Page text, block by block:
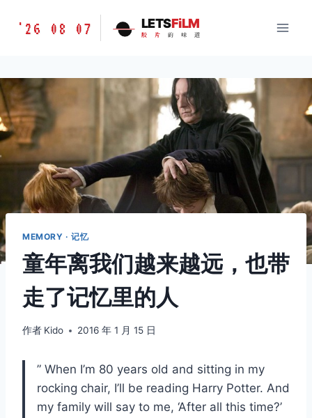
胶
味
道
LETSFILM
'26 08 07 LETSFiLM
胶 片 的 味 道
MEMORY · 记忆
童年离我们越来越远，也带
走了记忆里的人
作者 Kido 2016 年 1 月 15 日
” When I’m 80 years old and sitting in my
rocking chair, I’ll be reading Harry Potter. And
my family will say to me, ‘After all this time?’